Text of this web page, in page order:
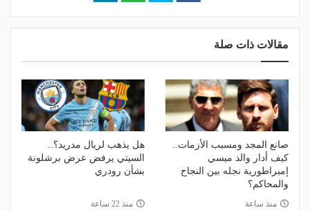
مقالات ذات صلة
صانع المجد ومسبب الأزمات..
كيف أدار والد ميسي
إمبراطورية نجله بين النجاح
والمحاكم؟
منذ ساعة
هل يذهب لريال مدريد؟..
السيتي يرفض عرض برشلونة
بشأن رودري
منذ 22 ساعة